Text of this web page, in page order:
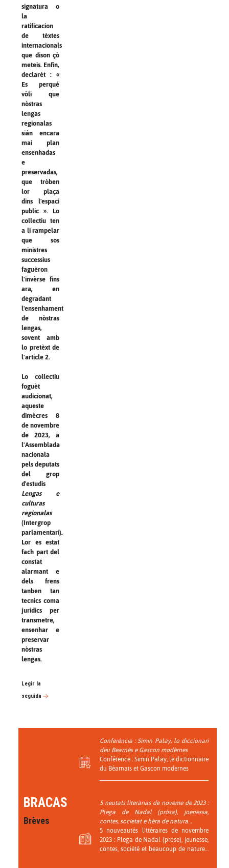
signatura o
la
ratificacion
de tèxtes
internacionals
que dison çò
meteis. Enfin,
declarèt : «
Es perqué
vòli que
nòstras
lengas
regionalas
sián encara
mai plan
ensenhadas
e
preservadas,
que tròben
lor plaça
dins l'espaci
public ». Lo
collectiu ten
a li rampelar
que sos
ministres
successius
faguèron
l'invèrse fins
ara, en
degradant
l'ensenhament
de nòstras
lengas,
sovent amb
lo pretèxt de
l'article 2.
Lo collectiu
foguèt
audicionat,
aqueste
dimècres 8
de novembre
de 2023, a
l'Assemblada
nacionala
pels deputats
del grop
d'estudis
Lengas e
culturas
regionalas
(Intergrop
parlamentari).
Lor es estat
fach part del
constat
alarmant e
dels frens
tanben tan
tecnics coma
juridics per
transmetre,
ensenhar e
preservar
nòstras
lengas.
Legir la
seguida
BRACAS
Brèves
Conferéncia : Simin Palay, lo diccionari
deu Bearnés e Gascon modèrnes
Conférence : Simin Palay, le dictionnaire
du Béarnais et Gascon modernes
5 neutats literàrias de noveme de 2023 :
Plega de Nadal (pròsa), joenessa,
contes, societat e hèra de natura…
5 nouveautés littéraires de novembre
2023 : Plega de Nadal (prose), jeunesse,
contes, société et beaucoup de nature…